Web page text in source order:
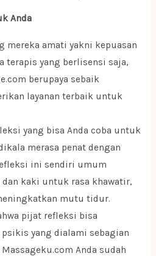
Anda
mereka amati yakni kepuasan
terapis yang berlisensi saja,
berupaya sebaik
layanan terbaik untuk
yang bisa Anda coba untuk
merasa penat dengan
ini sendiri umum
kaki untuk rasa khawatir,
mutu tidur.
pijat refleksi bisa
yang dialami sebagian
Anda sudah